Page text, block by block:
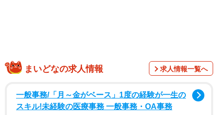
離婚で子どもと離れ…「生きる力を失った日々」
飼い主さんは、15年間主婦として3人の子どもを育ててきま
まいどなの求人情報 求人情報一覧へ
一般事務/「月～金がベース」1度の経験が一生の
スキル!未経験の医療事務 一般事務・OA事務